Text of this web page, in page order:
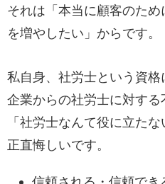
それは「本当に顧客のた
を増やしたい」からです。
私自身、社労士という資格
企業からの社労士に対する
「社労士なんて役に立た
正直悔しいです。